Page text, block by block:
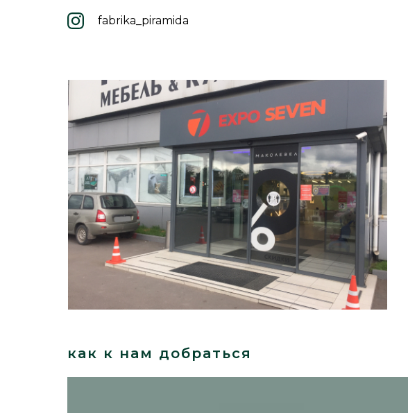
fabrika_piramida
как к нам добраться